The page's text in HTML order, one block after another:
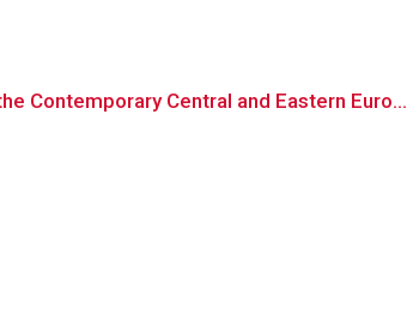
Contemporary Central and Eastern Euro...